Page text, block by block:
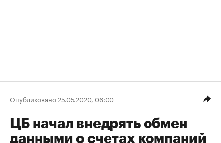
Опубликовано 25.05.2020, 06:00
ЦБ начал внедрять обмен
данными о счетах компаний